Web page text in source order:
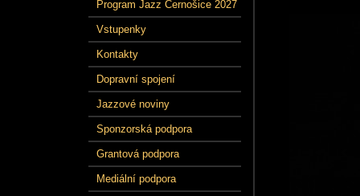
Program Jazz Černošice 2027
Vstupenky
Kontakty
Dopravní spojení
Jazzové noviny
Sponzorská podpora
Grantová podpora
Mediální podpora